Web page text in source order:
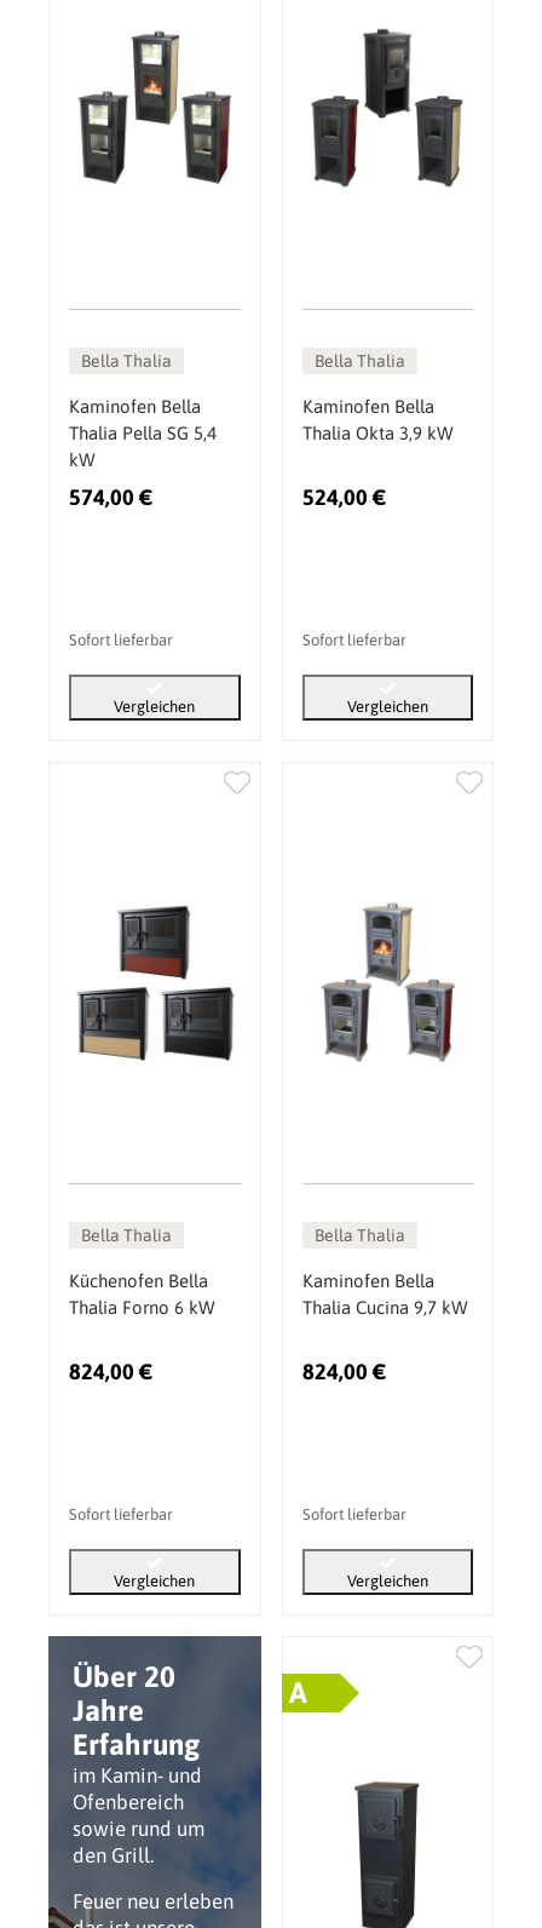
Über 20
Jahre
Erfahrung
im Kamin- und
Ofenbereich
sowie rund um
den Grill.
Feuer neu erleben
Bella Thalia
Kaminofen Bella
Thalia Pella SG 5,4
kW
574,00 €
Sofort lieferbar
Vergleichen
Bella Thalia
Kaminofen Bella
Thalia Okta 3,9 kW
524,00 €
Sofort lieferbar
Vergleichen
Bella Thalia
Küchenofen Bella
Thalia Forno 6 kW
824,00 €
Sofort lieferbar
Vergleichen
Bella Thalia
Kaminofen Bella
Thalia Cucina 9,7 kW
824,00 €
Sofort lieferbar
Vergleichen
A